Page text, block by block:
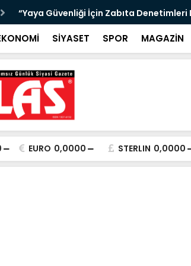
"Bir Sonraki Yangını Bugün Önleyebiliriz"
SİYASET SPOR MAGAZİN
EURO 0,0000 STERLIN 0,0000